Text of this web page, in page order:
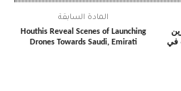
المادة السابقة
Houthis Reveal Scenes of Launching
Drones Towards Saudi, Emirati
في